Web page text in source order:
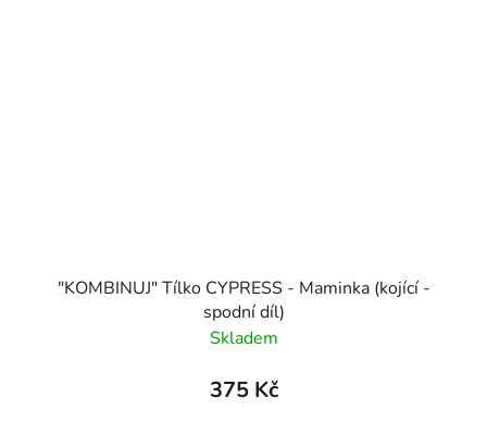
"KOMBINUJ" Tílko CYPRESS - Maminka (kojící -
spodní díl)
Skladem
375 Kč